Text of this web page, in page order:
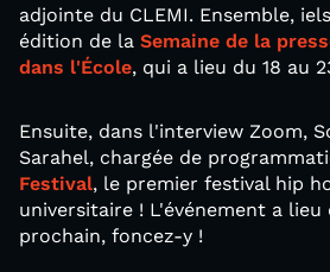
adjointe du CLEMI. Ensemble,
édition de la Semaine de la
dans l'École, qui a lieu du 18 au
Ensuite, dans l'interview Zoom,
Sarahel, chargée de
Festival, le premier festival hip
universitaire ! L'événement a lieu
prochain, foncez-y !